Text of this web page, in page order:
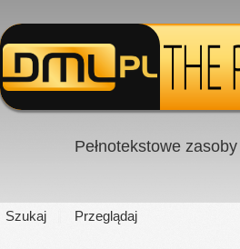
Pełnotekstowe
Szukaj Przeglądaj